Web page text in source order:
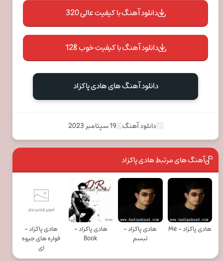
دانلود آهنگ با کیفیت عالی 320
دانلود آهنگ با کیفیت خوب 128
دانلود آهنگ های هادی پاکزاد
دانلود آهنگ 19 سپتامبر 2023
آهنگ های مرتبط هادی پاکزاد
هادی پاکزاد - Me
هادی پاکزاد -
تبسم
هادی پاکزاد -
Book
هادی پاکزاد -
فواره های جیوه
ای